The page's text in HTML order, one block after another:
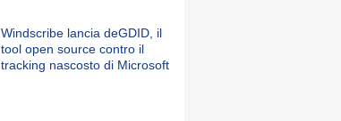
Windscribe lancia deGDID, il
tool open source contro il
tracking nascosto di Microsoft